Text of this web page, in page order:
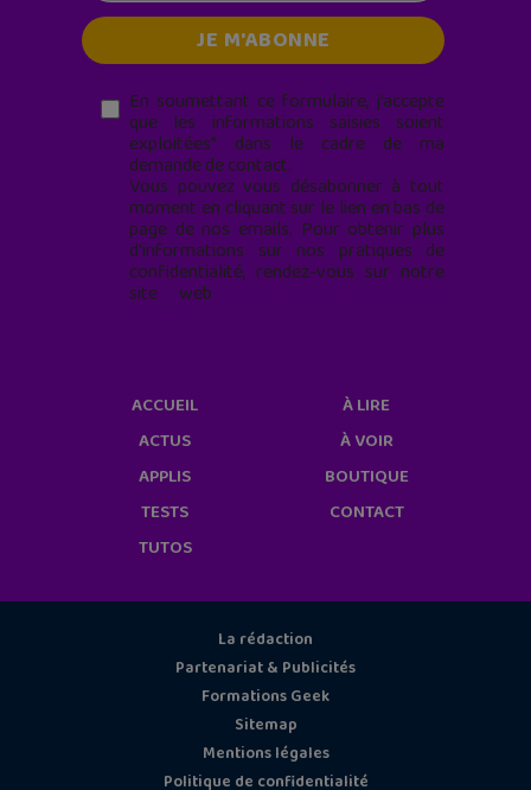
En soumettant ce formulaire, j’accepte
que les informations saisies soient
exploitées* dans le cadre de ma
demande de contact.
Vous pouvez vous désabonner à tout
moment en cliquant sur le lien en bas de
page de nos emails. Pour obtenir plus
d'informations sur nos pratiques de
confidentialité, rendez-vous sur notre
site web
ACCUEIL
ACTUS
APPLIS
TESTS
TUTOS
À LIRE
À VOIR
BOUTIQUE
CONTACT
La rédaction
Partenariat & Publicités
Formations Geek
Sitemap
Mentions légales
Politique de confidentialité